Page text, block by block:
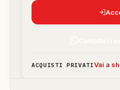
ACQUISTI PRIVATIVai a